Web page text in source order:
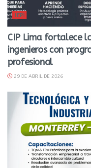
IEPI
CIP Lima fortalece
ingenieros con
profesional
29 DE ABRIL DE 2026